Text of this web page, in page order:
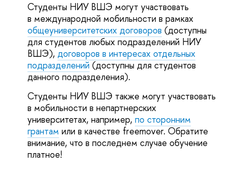
Студенты НИУ ВШЭ могут участвовать
в международной мобильности в рамках
общеуниверситетских договоров (доступны
для студентов любых подразделений НИУ
ВШЭ), договоров в интересах отдельных
подразделений (доступны для студентов
данного подразделения).
Студенты НИУ ВШЭ также могут участвовать
в мобильности в непартнерских
университетах, например, по сторонним
грантам или в качестве freemover. Обратите
внимание, что в последнем случае обучение
платное!